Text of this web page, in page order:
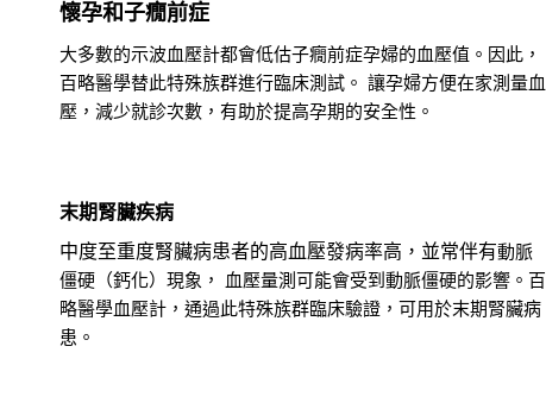
懷孕和子癇前症
大多數的示波血壓計都會低估子癇前症孕婦的血壓值。因此，
百略醫學替此特殊族群進行臨床測試。 讓孕婦方便在家測量血
壓，減少就診次數，有助於提高孕期的安全性。
末期腎臟疾病
中度至重度腎臟病患者的高血壓發病率高，並常伴有動脈
僵硬（鈣化）現象，
血壓量測可能會受到動脈僵硬的影響。百
略醫學血壓計，通過此特殊族群臨床驗證，可用於末期腎臟病
患。